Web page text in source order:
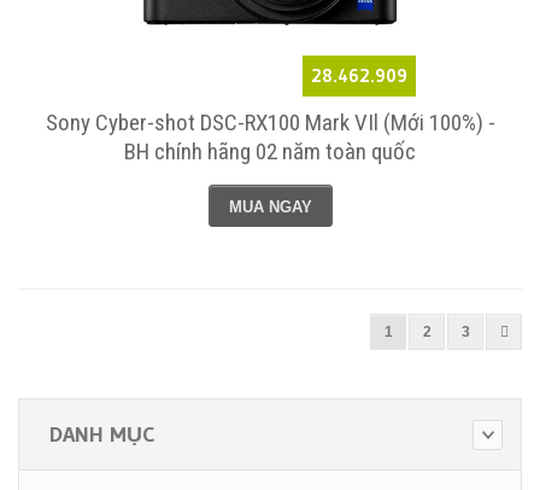
28.462.909
Sony Cyber-shot DSC-RX100 Mark VIl (Mới 100%) -
BH chính hãng 02 năm toàn quốc
MUA NGAY
1 2 3
DANH MỤC